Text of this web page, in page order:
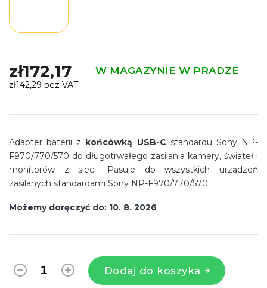
zł172,17 W MAGAZYNIE W PRADZE
zł142,29 bez VAT
jednostkowa:
Możemy doręczyć do: 10. 8. 2026
Dodaj do koszyka
Adapter baterii z końcówką USB-C standardu Sony NP-
F970/770/570 do długotrwałego zasilania kamery, świateł i
monitorów z sieci. Pasuje do wszystkich urządzeń
zasilanych standardami Sony NP-F970/770/570.